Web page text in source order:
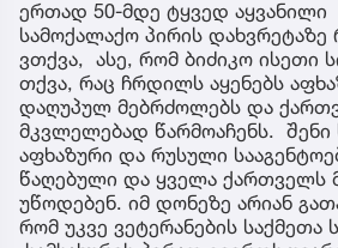
ერთად 50-მდე ტყვედ
სამოქალაქო პირის
ვთქვა, ასე, რომ ბიძიკო ისეთი
თქვა, რაც ჩრდილს აყენებს
დაღუპულ მებრძოლებს და
მკვლელებად წარმოაჩენს. შენი
აფხაზური და რუსული
წაღებული და ყველა ქართველს
უწოდებენ. იმ დონეზე არიან
რომ უკვე ვეტერანების საქმეთა